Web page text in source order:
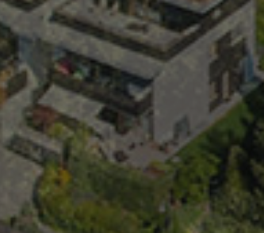
Dieses Cookie wird von Google Analytics verwendet, um den
Status der Sitzung zu erhalten.